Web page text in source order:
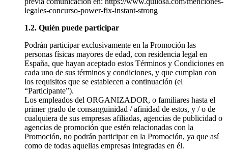
legales-concurso-power-fix-instant-strong
1.2. Quién puede participar
Podrán participar exclusivamente en la Promoción las
personas físicas mayores de edad, con residencia legal en
España, que hayan aceptado estos Términos y Condiciones en
cada uno de sus términos y condiciones, y que cumplan con
los requisitos que se establecen a continuación (el
“Participante”).
Los empleados del ORGANIZADOR, o familiares hasta el
primer grado de consanguinidad / afinidad de estos, y / o de
cualquiera de sus empresas afiliadas, agencias de publicidad o
agencias de promoción que estén relacionadas con la
Promoción, no podrán participar en la Promoción, ya que así
como de todas aquellas empresas integradas en él.